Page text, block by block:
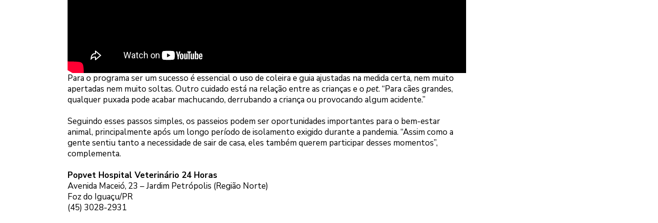
Para o programa ser um sucesso é essencial o uso de coleira e guia ajustadas na medida certa, nem muito
apertadas nem muito soltas. Outro cuidado está na relação entre as crianças e o pet. “Para cães grandes,
qualquer puxada pode acabar machucando, derrubando a criança ou provocando algum acidente.”
Seguindo esses passos simples, os passeios podem ser oportunidades importantes para o bem-estar
animal, principalmente após um longo período de isolamento exigido durante a pandemia. “Assim como a
gente sentiu tanto a necessidade de sair de casa, eles também querem participar desses momentos”,
complementa.
Popvet Hospital Veterinário 24 Horas
Avenida Maceió, 23 – Jardim Petrópolis (Região Norte)
Foz do Iguaçu/PR
(45) 3028-2931